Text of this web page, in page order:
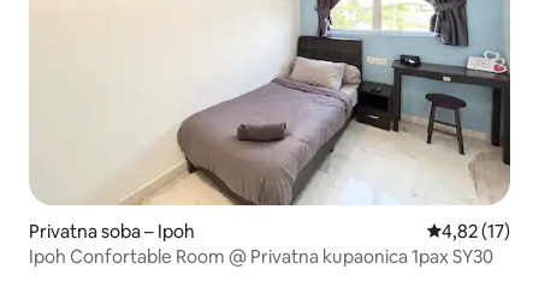
Privatna soba – Ipoh Prosječna
4,82 (17)
Ipoh Confortable Room @ Privatna kupaonica 1pax SY30